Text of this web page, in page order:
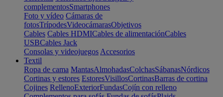
complementosSmartphones
Foto y vídeo Cámaras de
fotosTrípodesVideocámarasObjetivos
Cables Cables HDMICables de alimentaciónCables
USBCables Jack
Consolas y videojuegos Accesorios
Textil
Ropa de cama MantasAlmohadasColchasSábanasNórdicos
Cortinas y estores EstoresVisillosCortinasBarras de cortina
Cojines RellenoExteriorFundasCojín con relleno